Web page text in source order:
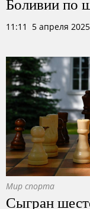
11:11 5 апреля 2025
Мир спорта
Сыгран